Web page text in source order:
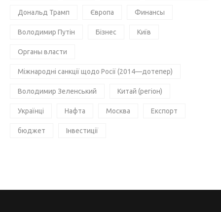
Дональд Трамп Європа Финансы
Володимир Путін Бізнес Київ
Органы власти
Міжнародні санкції щодо Росії (2014—дотепер)
Володимир Зеленський Китай (регіон)
Українці Нафта Москва Експорт
бюджет Інвестиції